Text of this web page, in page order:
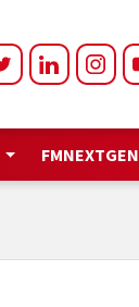
FMNEXTGEN